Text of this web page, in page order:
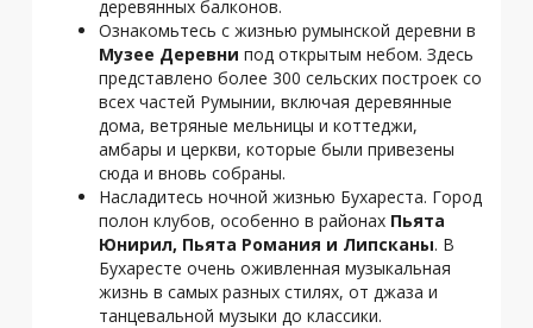
деревянных балконов.
Ознакомьтесь с жизнью румынской деревни в
Музее Деревни под открытым небом. Здесь
представлено более 300 сельских построек со
всех частей Румынии, включая деревянные
дома, ветряные мельницы и коттеджи,
амбары и церкви, которые были привезены
сюда и вновь собраны.
Насладитесь ночной жизнью Бухареста. Город
полон клубов, особенно в районах Пьята
Юнирил, Пьята Романия и Липсканы. В
Бухаресте очень оживленная музыкальная
жизнь в самых разных стилях, от джаза и
танцевальной музыки до классики.